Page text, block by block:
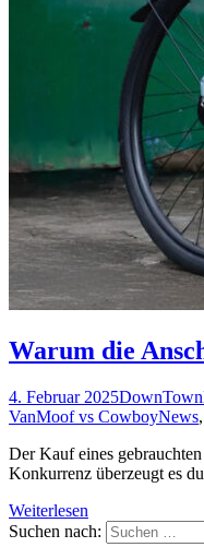
Warum die
4. Februar 2025
VanMoof vs CowboyNews,
Der Kauf eines
Konkurrenz überzeugt es
Weiterlesen
Suchen nach: